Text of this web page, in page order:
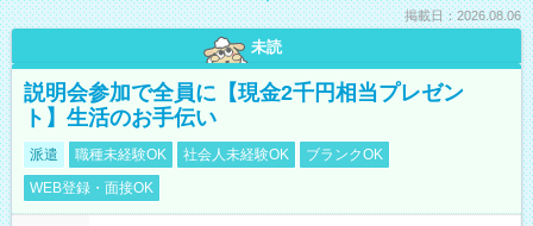
掲載日：2026.08.06
未読
説明会参加で全員に【現金2千円相当プレゼン
ト】生活のお手伝い
派遣 職種未経験OK 社会人未経験OK
ブランクOK
WEB登録・面接OK